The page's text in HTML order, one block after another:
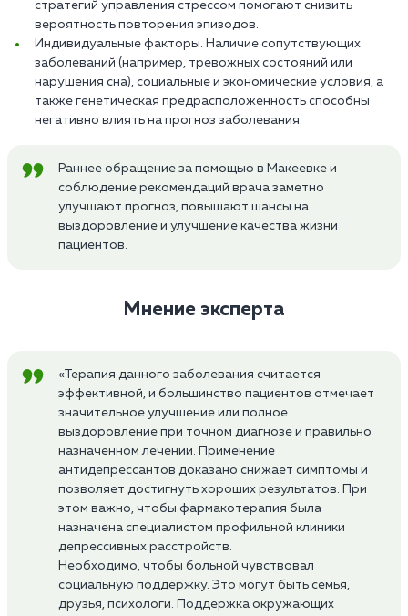
стратегий управления стрессом помогают снизить
вероятность повторения эпизодов.
Индивидуальные факторы. Наличие сопутствующих
заболеваний (например, тревожных состояний или
нарушения сна), социальные и экономические условия, а
также генетическая предрасположенность способны
негативно влиять на прогноз заболевания.
Раннее обращение за помощью в Макеевке и
соблюдение рекомендаций врача заметно
улучшают прогноз, повышают шансы на
выздоровление и улучшение качества жизни
пациентов.
Мнение эксперта
«Терапия данного заболевания считается
эффективной, и большинство пациентов отмечает
значительное улучшение или полное
выздоровление при точном диагнозе и правильно
назначенном лечении. Применение
антидепрессантов доказано снижает симптомы и
позволяет достигнуть хороших результатов. При
этом важно, чтобы фармакотерапия была
назначена специалистом профильной клиники
депрессивных расстройств.
Необходимо, чтобы больной чувствовал
социальную поддержку. Это могут быть семья,
друзья, психологи. Поддержка окружающих